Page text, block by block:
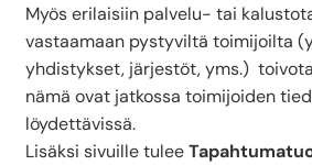
Myös erilaisiin palvelu- tai
vastaamaan pystyviltä toimijoilta
yhdistykset, järjestöt, yms.)
nämä ovat jatkossa toimijoiden
löydettävissä.
Lisäksi sivuille tulee